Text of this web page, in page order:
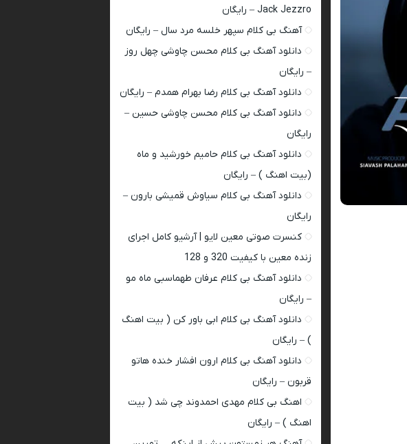
Jack Jezzro – رایگان
آهنگ بی کلام سپهر خلسه مرد سال – رایگان
دانلود آهنگ بی کلام محسن چاوشی چهل روز
– رایگان
دانلود آهنگ بی کلام رضا بهرام همدم – رایگان
دانلود آهنگ بی کلام محسن چاوشی حسین –
رایگان
دانلود آهنگ بی کلام حامیم خورشید و ماه
(بیت اهنگ ) – رایگان
دانلود آهنگ بی کلام سیاوش قمیشی بارون –
رایگان
کنسرت صوتی معین لایو | آرشیو کامل اجرای
زنده معین با کیفیت 320 و 128
دانلود آهنگ بی کلام عرفان طهماسبی ماه مو
– رایگان
دانلود آهنگ بی کلام ابی باور کن ( بیت اهنگ
) – رایگان
دانلود آهنگ بی کلام ارون افشار خنده هاتو
قربون – رایگان
اهنگ بی کلام مهدی احمدوند چی شد ( بیت
اهنگ ) – رایگان